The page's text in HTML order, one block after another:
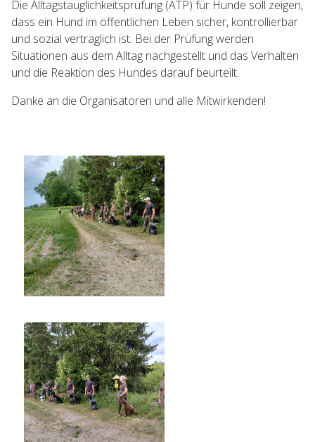
Die Alltagstauglichkeitsprüfung (ATP) für Hunde soll zeigen,
dass ein Hund im öffentlichen Leben sicher, kontrollierbar
und sozial verträglich ist. Bei der Prüfung werden
Situationen aus dem Alltag nachgestellt und das Verhalten
und die Reaktion des Hundes darauf beurteilt.
Danke an die Organisatoren und alle Mitwirkenden!